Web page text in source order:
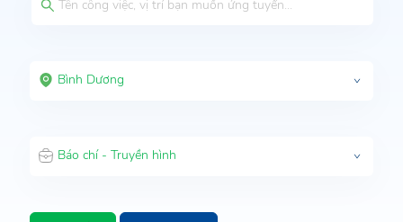
Bình Dương
Báo chí - Truyền hình